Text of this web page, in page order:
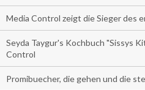
Media Control zeigt die Sieger des
Seyda Taygur's Kochbuch "Sissys
Control
Promibuecher, die gehen und die